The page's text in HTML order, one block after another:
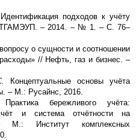
Идентификация подходов к учёту
ТГАМЭУП. – 2014. – № 1. – С. 76–
о сущности и соотношении
// Нефть, газ и бизнес. –
Концептуальные основы учёта
– М.: Русайнс, 2016.
Практика бережливого учёта:
и система отчётности на
М.: Институт комплексных